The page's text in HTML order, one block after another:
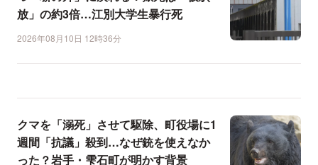
放」の約3倍…江別大学生暴行死
2026年08月10日 12時36分
クマを「溺死」させて駆除、町役場に1
週間「抗議」殺到…なぜ銃を使えなか
った？岩手・雫石町が明かす背景